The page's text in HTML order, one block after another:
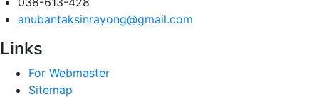
anubantaksinrayong@gmail.com
Links
For Webmaster
Sitemap